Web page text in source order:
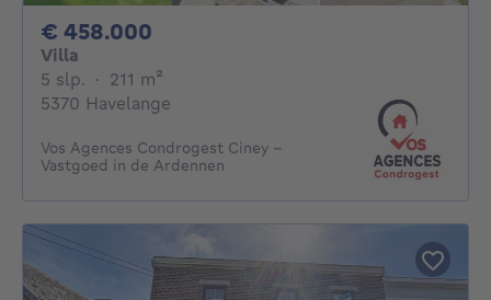
€ 458.000
Villa
5 slp. 5 slaapkamers
· 211 m²
5370 Havelange
Vos Agences Condrogest Ciney -
Vastgoed in de Ardennen